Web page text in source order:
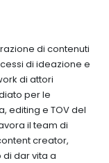
di contenuti
di ideazione e
di attori
per le
editing e TOV del
il team di
creator,
dar vita a